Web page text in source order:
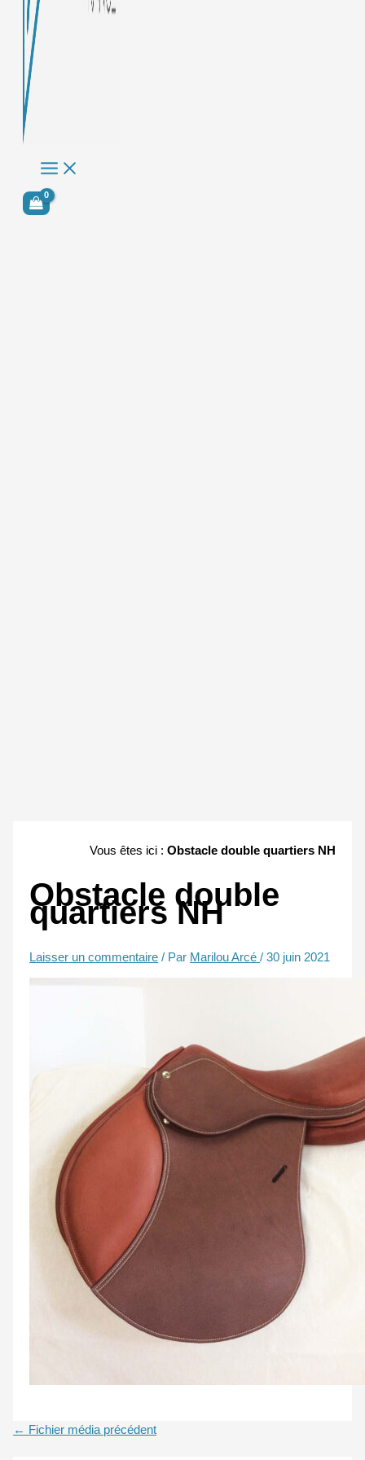
Vous êtes ici : Obstacle double quartiers NH
Obstacle double
quartiers NH
Laisser un commentaire / Par Marilou Arcé/30 juin 2021
← Fichier média précédent